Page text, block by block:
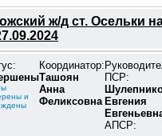
ж/д ст. Осельки
и
Координатор:
Ташоян
Анна
Феликсовна
ПСР:
Евгения
АПСР: